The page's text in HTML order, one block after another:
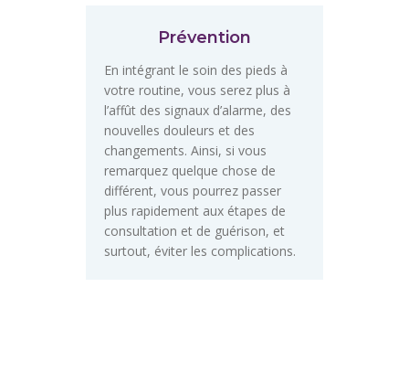
Prévention
En intégrant le soin des pieds à
votre routine, vous serez plus à
l’affût des signaux d’alarme, des
nouvelles douleurs et des
changements. Ainsi, si vous
remarquez quelque chose de
différent, vous pourrez passer
plus rapidement aux étapes de
consultation et de guérison, et
surtout, éviter les complications.